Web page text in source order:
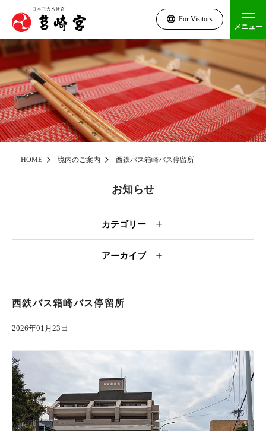
For Visitors
メニュー
HOME 境内のご案内 西鉄バス箱崎バス停留所
お知らせ
カテゴリー ＋
アーカイブ ＋
西鉄バス箱崎バス停留所
2026年01月23日